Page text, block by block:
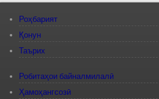
Роҳбарият
Қонун
Таърих
Робитаҳои байналмилалӣ
Ҳамоҳангсозӣ